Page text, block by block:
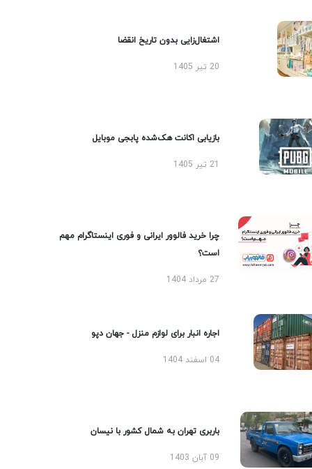
اشتغال‌زایی بدون تاریخ انقضا
20 تیر 1405
بازیابی اکانت هک‌شده پابجی موبایل
چرا خرید فالوور ایرانی و فوری اینستاگرام مهم
است؟
27 مرداد 1404
اجاره انبار برای لوازم منزل - جهان دپو
04 اسفند 1404
باربری تهران به شمال کشور با نیسان
09 آبان 1403